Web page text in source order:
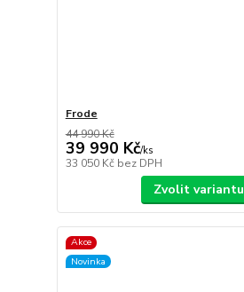
Frode
44 990 Kč
39 990 Kč/ks
33 050 Kč bez DPH
Zvolit variantu
Akce
Novinka